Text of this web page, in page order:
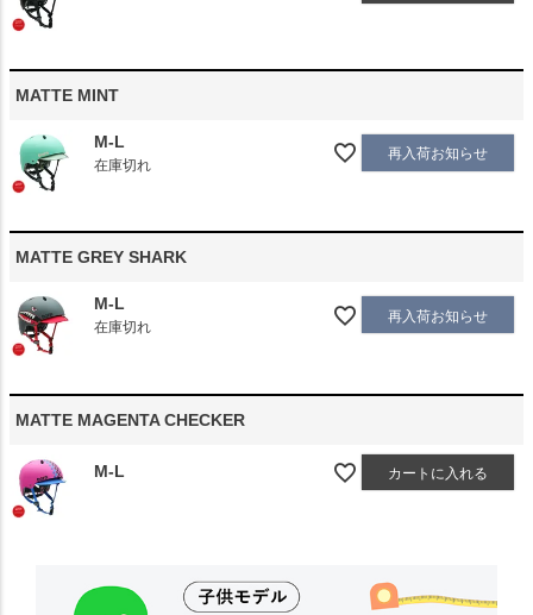
MATTE MINT
M-L
在庫切れ
再入荷お知らせ
MATTE GREY SHARK
M-L
在庫切れ
再入荷お知らせ
MATTE MAGENTA CHECKER
M-L カートに入れる